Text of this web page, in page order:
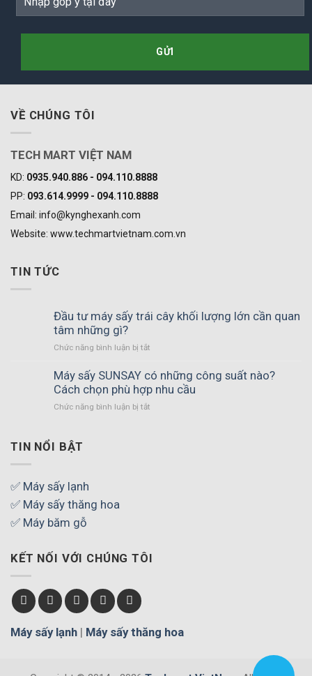
VỀ CHÚNG TÔI
TECH MART VIỆT NAM
KD: 0935.940.886 - 094.110.8888
PP: 093.614.9999 - 094.110.8888
Email: info@kynghexanh.com
Website: www.techmartvietnam.com.vn
TIN TỨC
Đầu tư máy sấy trái cây khối lượng lớn cần quan
tâm những gì?
Chức năng bình luận bị tắt
tư
máy
Máy sấy SUNSAY có những công suất nào?
Cách chọn phù hợp nhu cầu
Chức năng bình luận bị tắt
hợp
TIN NỔI BẬT
✅ Máy sấy lạnh
✅ Máy sấy thăng hoa
✅ Máy băm gỗ
KẾT NỐI VỚI CHÚNG TÔI
Máy sấy lạnh | Máy sấy thăng hoa